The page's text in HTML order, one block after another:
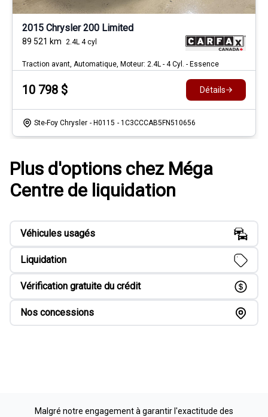
2015 Chrysler 200 Limited
89 521 km 2.4L 4 cyl
Traction avant, Automatique, Moteur: 2.4L - 4 Cyl. - Essence
10 798 $ Détails
Ste-Foy Chrysler - H0115 - 1C3CCCAB5FN510656
Plus d'options chez Méga
Centre de liquidation
Véhicules usagés
Liquidation
Vérification gratuite du crédit
Nos concessions
Malgré notre engagement à garantir l'exactitude des